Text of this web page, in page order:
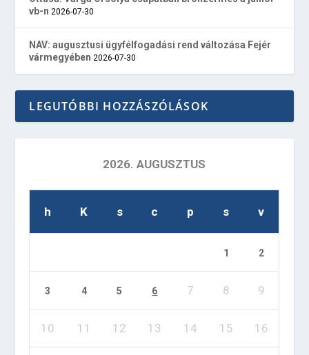
vb-n 2026-07-30
NAV: augusztusi ügyfélfogadási rend változása Fejér
vármegyében 2026-07-30
LEGUTÓBBI HOZZÁSZÓLÁSOK
2026. AUGUSZTUS
h K s c p s v
1 2
3 4 5 6 7 8 9
10 11 12 13 14 15 16